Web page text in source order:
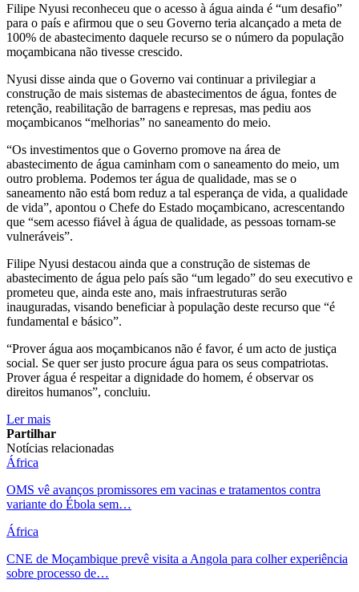
Filipe Nyusi reconheceu que o acesso à água ainda é “um desafio”
para o país e afirmou que o seu Governo teria alcançado a meta de
100% de abastecimento daquele recurso se o número da população
moçambicana não tivesse crescido.
Nyusi disse ainda que o Governo vai continuar a privilegiar a
construção de mais sistemas de abastecimentos de água, fontes de
retenção, reabilitação de barragens e represas, mas pediu aos
moçambicanos “melhorias” no saneamento do meio.
“Os investimentos que o Governo promove na área de
abastecimento de água caminham com o saneamento do meio, um
outro problema. Podemos ter água de qualidade, mas se o
saneamento não está bom reduz a tal esperança de vida, a qualidade
de vida”, apontou o Chefe do Estado moçambicano, acrescentando
que “sem acesso fiável à água de qualidade, as pessoas tornam-se
vulneráveis”.
Filipe Nyusi destacou ainda que a construção de sistemas de
abastecimento de água pelo país são “um legado” do seu executivo e
prometeu que, ainda este ano, mais infraestruturas serão
inauguradas, visando beneficiar à população deste recurso que “é
fundamental e básico”.
“Prover água aos moçambicanos não é favor, é um acto de justiça
social. Se quer ser justo procure água para os seus compatriotas.
Prover água é respeitar a dignidade do homem, é observar os
direitos humanos”, concluiu.
Ler mais
Partilhar
Notícias relacionadas
África
OMS vê avanços promissores em vacinas e tratamentos contra
variante do Ébola sem…
África
CNE de Moçambique prevê visita a Angola para colher experiência
sobre processo de…